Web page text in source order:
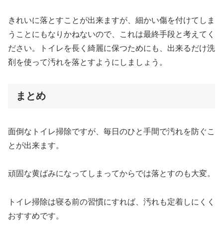
きれいに落とすことが出来ますが、細かい傷を付けてしま
うことにもなりかねないので、これは最終手段と考えてく
ださい。
トイレを長く綺麗に保つためにも、出来るだけ洗
剤を使って汚れを落とすようにしましょう。
まとめ
面倒なトイレ掃除ですが、毎日のひと手間で汚れを防ぐこ
とが出来ます。
頑固な黄ばみになってしまってからでは落とすのも大変。
トイレ掃除は寝る前の習慣にすれば、汚れも定着しにくく
おすすめです。